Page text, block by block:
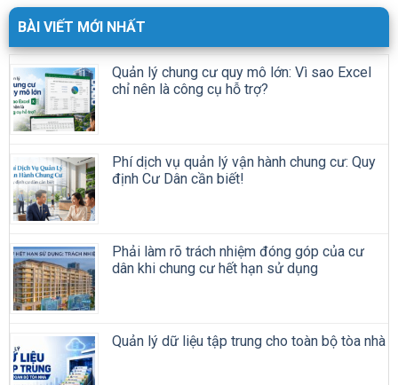
BÀI VIẾT MỚI NHẤT
Quản lý chung cư quy mô lớn: Vì sao Excel
chỉ nên là công cụ hỗ trợ?
Phí dịch vụ quản lý vận hành chung cư: Quy
định Cư Dân cần biết!
Phải làm rõ trách nhiệm đóng góp của cư
dân khi chung cư hết hạn sử dụng
Quản lý dữ liệu tập trung cho toàn bộ tòa nhà